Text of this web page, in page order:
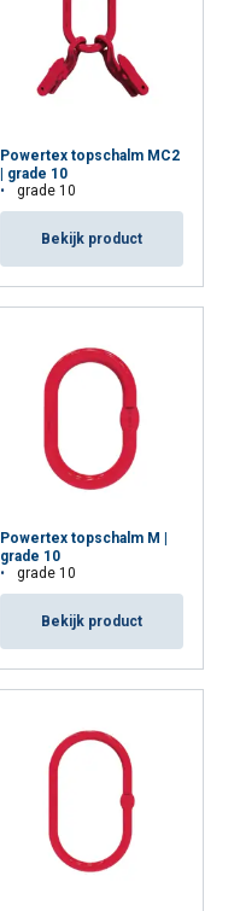
Powertex topschalm MC2
| grade 10
grade 10
Bekijk product
Powertex topschalm M |
grade 10
grade 10
Bekijk product